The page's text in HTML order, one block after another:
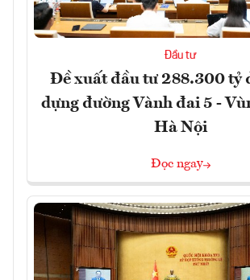
Đầu tư
Đề xuất đầu tư 288.300 tỷ
dựng đường Vành đai 5 -
Hà Nội
Đọc ngay